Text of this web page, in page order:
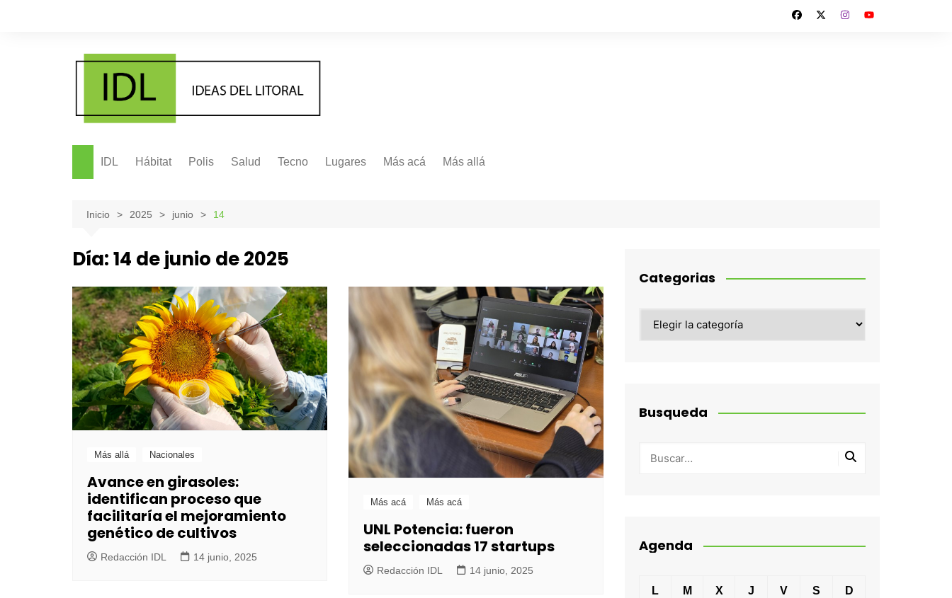
IDL Hábitat Polis Salud Tecno Lugares Más acá Más allá
Inicio 2025 junio 14
Día:14 de junio de 2025
Más allá Nacionales
Avance en girasoles:
identifican proceso que
facilitaría el mejoramiento
genético de cultivos
Redacción IDL 14 junio, 2025
Más acá Más acá
UNL Potencia: fueron
seleccionadas 17 startups
Redacción IDL 14 junio, 2025
Categorias
Busqueda
Agenda
L M X J V S D